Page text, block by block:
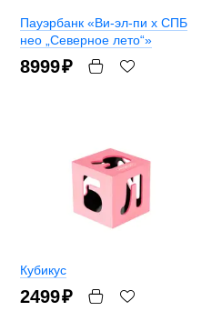
Пауэрбанк «Ви-эл-пи x СПБ
нео „Северное лето“»
8999₽
Кубикус
2499₽